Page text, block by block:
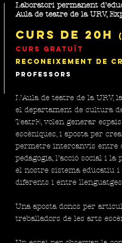
Laboratori permanent
Aula de teatre de la URV,
Curs de 20h
Curs gratuït
reconeixement de
professors
L’Aula de teatre de la URV,
el departament de cultura
TeatrE, volen generar
escèniques, i aposta per
permetre intercanvis entre
pedagogia, l’acció social i
el nostre sistema educatiu
diferents i entre
Una aposta doncs per
treballadors de les arts